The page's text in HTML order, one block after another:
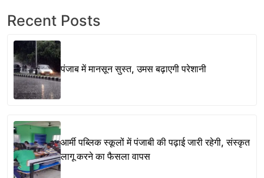
Recent Posts
पंजाब में मानसून सुस्त, उमस बढ़ाएगी परेशानी
आर्मी पब्लिक स्कूलों में पंजाबी की पढ़ाई जारी रहेगी, संस्कृत
लागू करने का फैसला वापस